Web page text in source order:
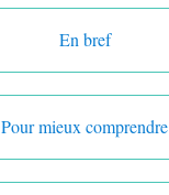
En bref
Pour mieux comprendre